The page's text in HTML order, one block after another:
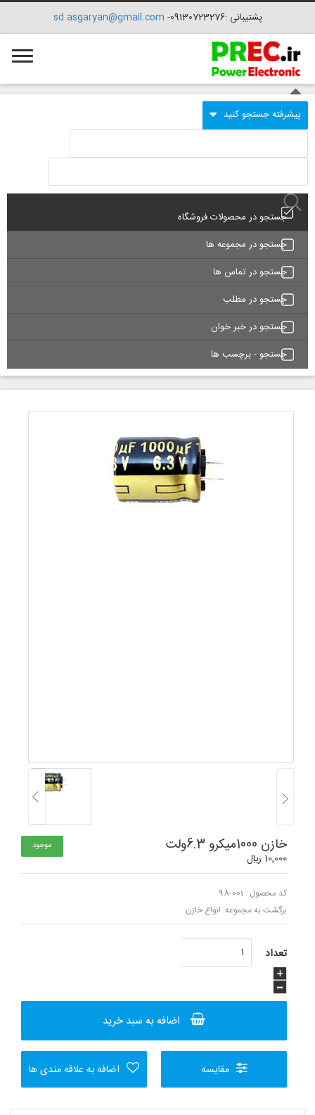
پشتیبانی :09130723276- sd.asgaryan@gmail.com
جستجو در محصولات فروشگاه
جستجو در مجموعه ها
جستجو در تماس ها
جستجو در مطلب
جستجو در خبر خوان
جستجو - برچسب ها
خازن 1000میکرو 6.3ولت موجود
10,000 ﷼
کد محصول : 001-98
برگشت به مجموعه: انواع خازن
اضافه به سبد خرید
مقایسه اضافه به علاقه مندی ها